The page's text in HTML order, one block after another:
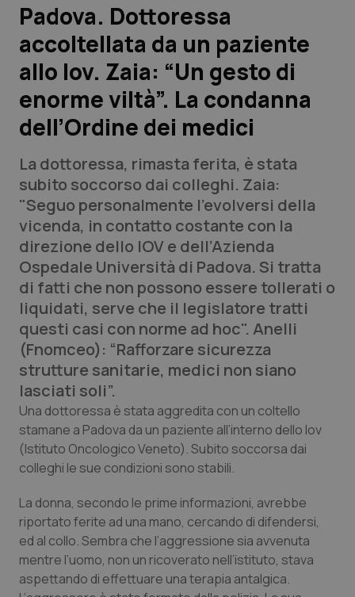
Scienza e Farmaci
Studi e Analisi
Lettere al direttore
QS Pro
Professionisti Sanitari.AI
Abruzzo
Basilicata
Calabria
Campania
Emilia-Romagna
Friuli Venezia Giulia
Lazio
Liguria
QS Pro Gold
Artrite & artrosi
Asma & BPCO
Car-T
Colesterolo & coronaropatie
Dermatite Atopica
Diabete & glucometri
Disturbi dell’umore
QS Club Newsletter
Padova. Dottoressa
accoltellata da un paziente
allo Iov. Zaia: “Un gesto di
enorme viltà”. La condanna
dell’Ordine dei medici
La dottoressa, rimasta ferita, è stata
subito soccorso dai colleghi. Zaia:
"Seguo personalmente l’evolversi della
vicenda, in contatto costante con la
direzione dello IOV e dell’Azienda
Ospedale Università di Padova. Si tratta
di fatti che non possono essere tollerati o
liquidati, serve che il legislatore tratti
questi casi con norme ad hoc". Anelli
(Fnomceo): “Rafforzare sicurezza
strutture sanitarie, medici non siano
lasciati soli”.
Una dottoressa è stata aggredita con un coltello
stamane a Padova da un paziente all’interno dello Iov
(Istituto Oncologico Veneto). Subito soccorsa dai
colleghi le sue condizioni sono stabili.
La donna, secondo le prime informazioni, avrebbe
riportato ferite ad una mano, cercando di difendersi,
ed al collo. Sembra che l’aggressione sia avvenuta
mentre l’uomo, non un ricoverato nell’istituto, stava
aspettando di effettuare una terapia antalgica.